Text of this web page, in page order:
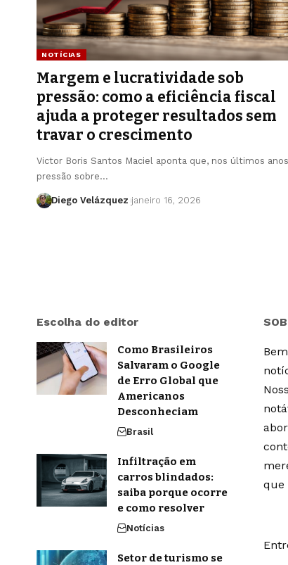
NOTÍCIAS
Margem e lucratividade sob
pressão: como a eficiência fiscal
ajuda a proteger resultados sem
travar o crescimento
Victor Boris Santos Maciel aponta que, nos últimos
pressão sobre…
Diego Velázquez janeiro 16, 2026
Escolha do editor
Como Brasileiros
Salvaram o Google
de Erro Global que
Americanos
Desconheciam
Brasil
Infiltração em
carros blindados:
saiba porque ocorre
e como resolver
Notícias
Setor de turismo se
que